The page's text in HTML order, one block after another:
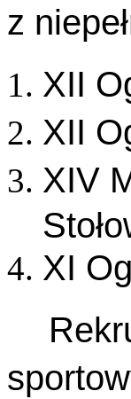
z
XII
XII
XIV
XI